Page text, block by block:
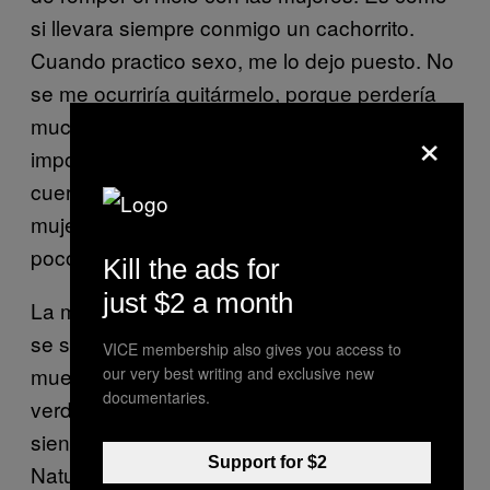
si llevara siempre conmigo un cachorrito.
Cuando practico sexo, me lo dejo puesto. No
se me ocurriría quitármelo, porque perdería
mucha movilidad. A mis parejas no parece
importarles, se centran en el resto del
cuerpo. Incluso diría que a dos de las
mujeres con las que me acosté les ponía un
poco, porque no dejaban de acariciarlo.
La mayoría de las personas que conozco no
se sienten incómodas por el brazo y
muestran una actitud positiva al respecto. La
verdad es que resulta muy obvio quién se
siente violento e intenta evitarme.
Naturalmente, gran parte de la curiosidad
×
Kill the ads for
just $2 a month
VICE membership also gives you access to
our very best writing and exclusive new
documentaries.
Support for $2